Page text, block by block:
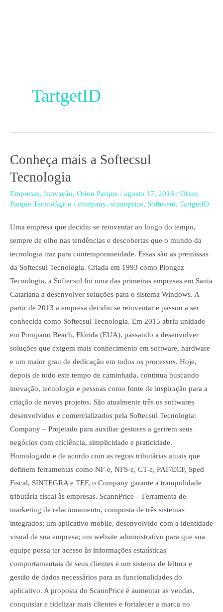
TartgetID
Conheça mais a Softecsul
Tecnologia
Empresas, Inovação, Orion Parque / agosto 17, 2018 / Orion
Parque Tecnológico / company, scannprice, Softecsul, TartgetID
Uma empresa que decidiu se reinventar ao longo do tempo,
sempre de olho nas tendências e descobertas que o mundo da
tecnologia traz para contemporaneidade. Essas são as premissas
da Softecsul Tecnologia. Criada em 1993 como Plongez
Tecnologia, a Softecsul foi uma das primeiras empresas em Santa
Catariana a desenvolver soluções para o sistema Windows. A
partir de 2013 a empresa decidiu se reinventar e passou a ser
conhecida como Softecsul Tecnologia. Em 2015 abriu unidade
em Pompano Beach, Flórida (EUA), passando a desenvolver
soluções que exigem mais conhecimento em software, hardware
e um maior grau de dedicação em todos os processos. Hoje,
depois de todo este tempo de caminhada, continua buscando
inovação, tecnologia e pessoas como fonte de inspiração para a
criação de novos projetos. São atualmente três os softwares
desenvolvidos e comercializados pela Softecsul Tecnologia:
Company – Projetado para auxiliar gestores a gerirem seus
negócios com eficiência, simplicidade e praticidade.
Homologado e de acordo com as regras tributárias atuais que
definem ferramentas como NF-e, NFS-e, CT-e, PAF/ECF, Sped
Fiscal, SINTEGRA e TEF, o Company garante a tranquilidade
tributária fiscal às empresas. ScannPrice – Ferramenta de
marketing de relacionamento, composta de três sistemas
integrados: um aplicativo mobile, desenvolvido com a identidade
visual de sua empresa; um website administrativo para que sua
equipe possa ter acesso às informações estatísticas
comportamentais de seus clientes e um sistema de leitura e
gestão de dados necessários para as funcionalidades do
aplicativo. A proposta do ScannPrice é aumentar as vendas,
conquistar e fidelizar mais clientes e fortalecer a marca no
Conheça
a
Softecsul